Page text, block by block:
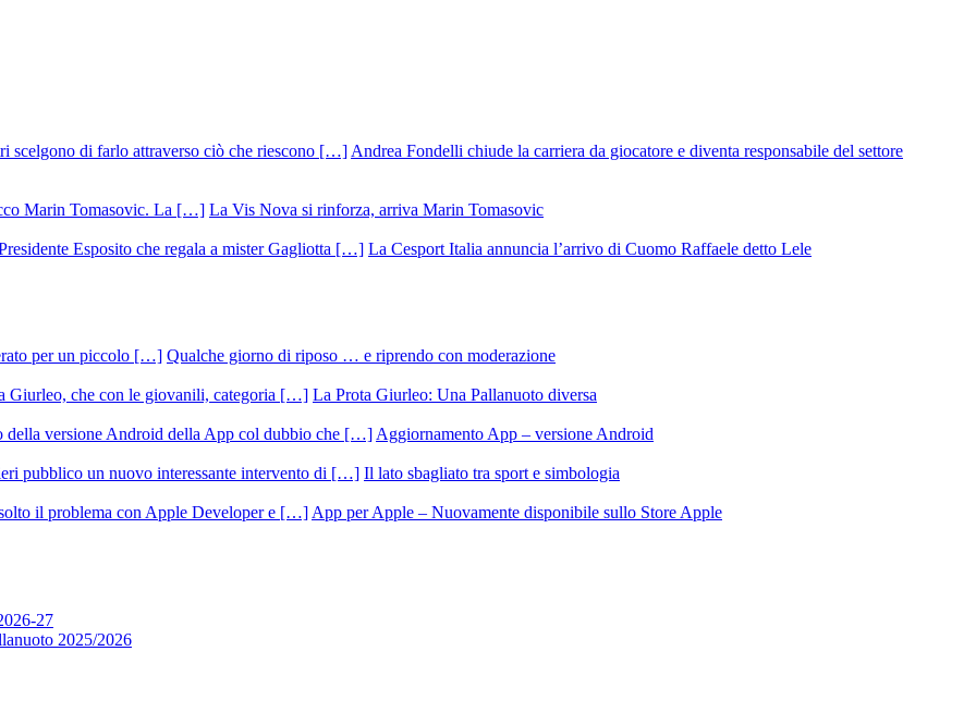
Andrea Fondelli chiude la carriera da giocatore e diventa responsabile del settore
La Vis Nova si rinforza, arriva Marin Tomasovic
La Cesport Italia annuncia l’arrivo di Cuomo Raffaele detto Lele
Qualche giorno di riposo … e riprendo con moderazione
La Prota Giurleo: Una Pallanuoto diversa
Aggiornamento App – versione Android
Il lato sbagliato tra sport e simbologia
App per Apple – Nuovamente disponibile sullo Store Apple
27
2025/2026